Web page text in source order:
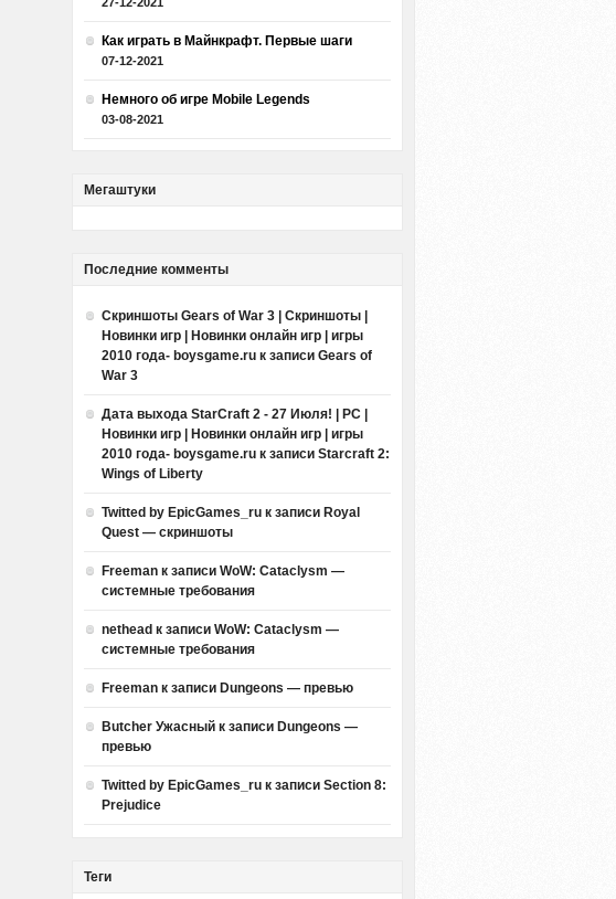
Как играть в Майнкрафт. Первые шаги
07-12-2021
Немного об игре Mobile Legends
03-08-2021
Мегаштуки
Последние комменты
Скриншоты Gears of War 3 | Скриншоты |
Новинки игр | Новинки онлайн игр | игры
2010 года- boysgame.ru к записи Gears of
War 3
Дата выхода StarCraft 2 - 27 Июля! | PC |
Новинки игр | Новинки онлайн игр | игры
2010 года- boysgame.ru к записи Starcraft 2:
Wings of Liberty
Twitted by EpicGames_ru к записи Royal
Quest — скриншоты
Freeman к записи WoW: Cataclysm —
системные требования
nethead к записи WoW: Cataclysm —
системные требования
Freeman к записи Dungeons — превью
Butcher Ужасный к записи Dungeons —
превью
Twitted by EpicGames_ru к записи Section 8:
Prejudice
Теги